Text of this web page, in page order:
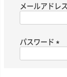
メールアドレス
パスワード